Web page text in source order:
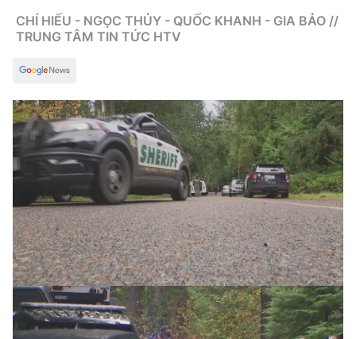
CHÍ HIẾU - NGỌC THỦY - QUỐC KHANH - GIA BẢO //
TRUNG TÂM TIN TỨC HTV